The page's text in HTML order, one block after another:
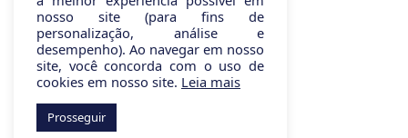
nosso site (para fins de
personalização, análise e
desempenho). Ao navegar em nosso
site, você concorda com o uso de
cookies em nosso site. Leia mais
Prosseguir